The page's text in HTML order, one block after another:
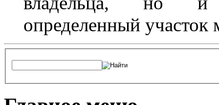
определенный участок